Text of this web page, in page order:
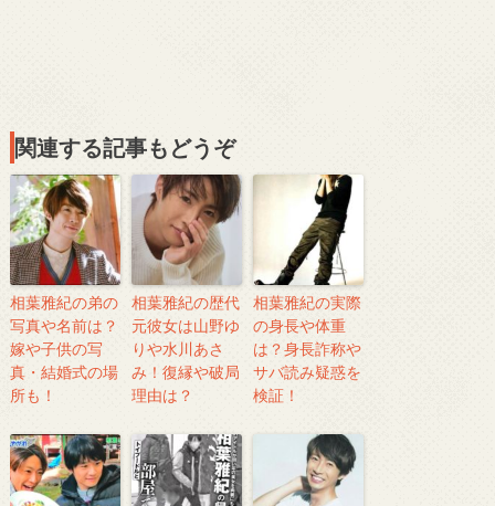
関連する記事もどうぞ
相葉雅紀の弟の
写真や名前は？
嫁や子供の写
真・結婚式の場
所も！
相葉雅紀の歴代
元彼女は山野ゆ
りや水川あさ
み！復縁や破局
理由は？
相葉雅紀の実際
の身長や体重
は？身長詐称や
サバ読み疑惑を
検証！